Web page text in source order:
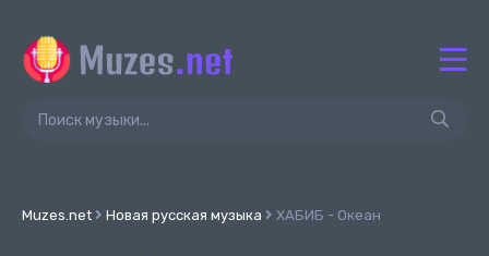
Muzes.net Новая русская музыка ХАБИБ - Океан